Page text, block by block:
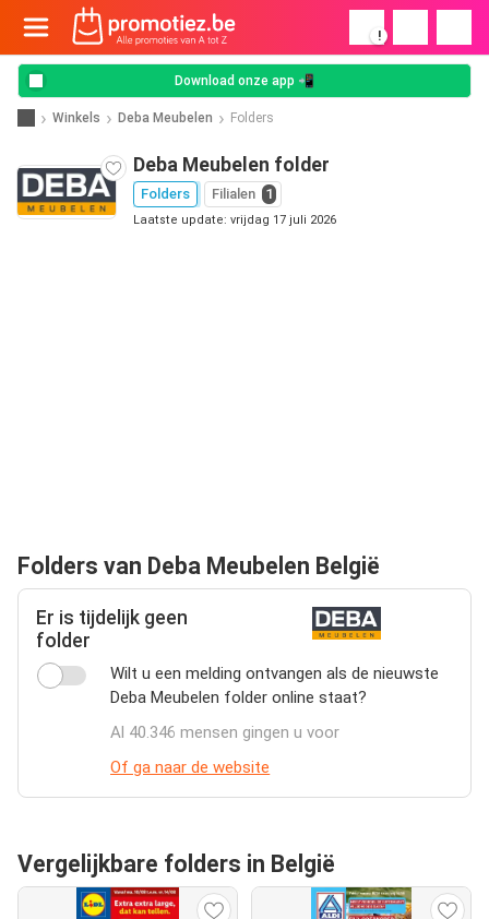
!
Download onze app 📲
Winkels Deba Meubelen Folders
Deba Meubelen folder
Folders Filialen 1
Laatste update: vrijdag 17 juli 2026
Folders van Deba Meubelen België
Er is tijdelijk geen
folder
Wilt u een melding ontvangen als de nieuwste
Deba Meubelen folder online staat?
Al 40.346 mensen gingen u voor
Of ga naar de website
Vergelijkbare folders in België